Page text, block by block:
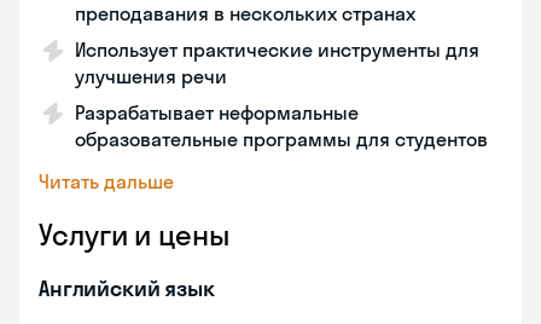
преподавания в нескольких странах
Использует практические инструменты для
улучшения речи
Разрабатывает неформальные
образовательные программы для студентов
Читать дальше
Услуги и цены
Английский язык